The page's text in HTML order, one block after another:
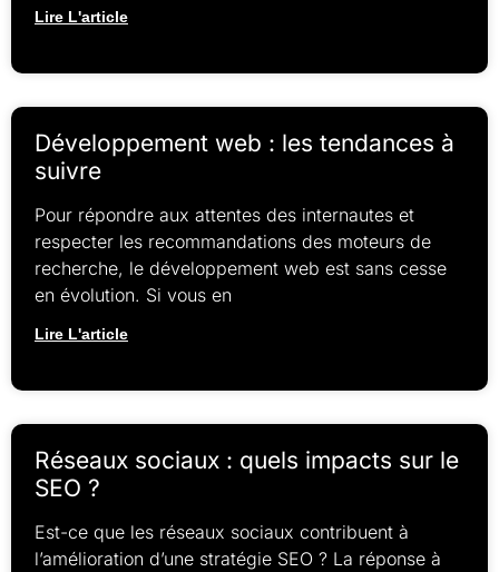
Lire L'article
Développement web : les tendances à
suivre
Pour répondre aux attentes des internautes et
respecter les recommandations des moteurs de
recherche, le développement web est sans cesse
en évolution. Si vous en
Lire L'article
Réseaux sociaux : quels impacts sur le
SEO ?
Est-ce que les réseaux sociaux contribuent à
l’amélioration d’une stratégie SEO ? La réponse à